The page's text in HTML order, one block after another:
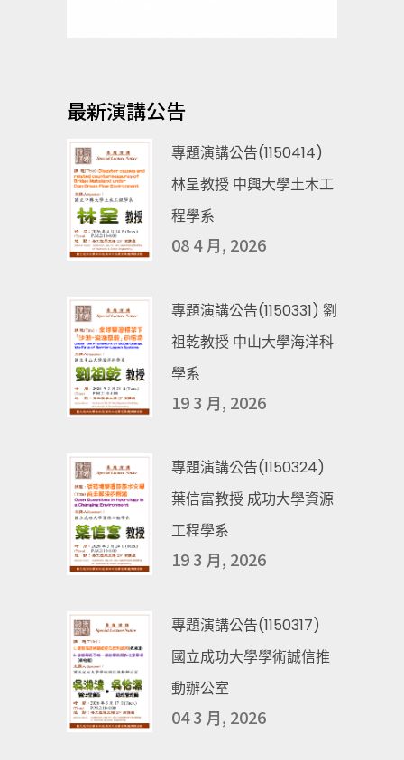
最新演講公告
專題演講公告(1150414)
林呈教授 中興大學土木工
程學系
08 4 月, 2026
專題演講公告(1150331) 劉
祖乾教授 中山大學海洋科
學系
19 3 月, 2026
專題演講公告(1150324)
葉信富教授 成功大學資源
工程學系
19 3 月, 2026
專題演講公告(1150317)
國立成功大學學術誠信推
動辦公室
04 3 月, 2026